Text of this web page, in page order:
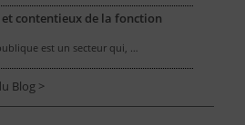
contentieux de la fonction
est un secteur qui, …
Blog >